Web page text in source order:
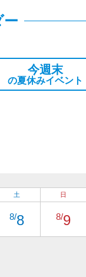
今週末
の夏休みイベント
土
8/8
日
8/9